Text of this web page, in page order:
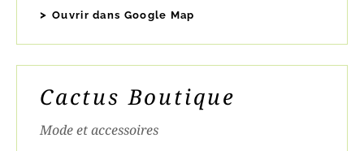
Ouvrir dans Google Map
Cactus Boutique
Mode et accessoires